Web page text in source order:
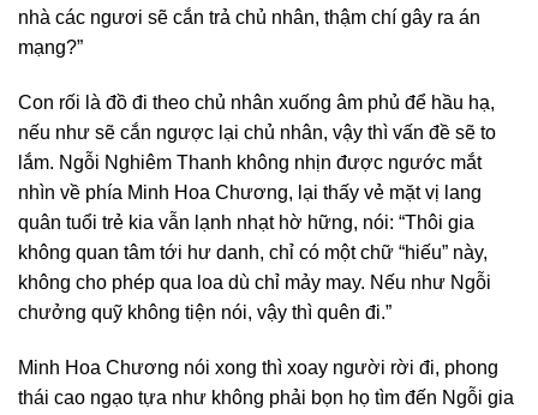
nhà các ngươi sẽ cắn trả chủ nhân, thậm chí gây ra án
mạng?”
Con rối là đồ đi theo chủ nhân xuống âm phủ để hầu hạ,
nếu như sẽ cắn ngược lại chủ nhân, vậy thì vấn đề sẽ to
lắm. Ngỗi Nghiêm Thanh không nhịn được ngước mắt
nhìn về phía Minh Hoa Chương, lại thấy vẻ mặt vị lang
quân tuổi trẻ kia vẫn lạnh nhạt hờ hững, nói: “Thôi gia
không quan tâm tới hư danh, chỉ có một chữ “hiếu” này,
không cho phép qua loa dù chỉ mảy may. Nếu như Ngỗi
chưởng quỹ không tiện nói, vậy thì quên đi.”
Minh Hoa Chương nói xong thì xoay người rời đi, phong
thái cao ngạo tựa như không phải bọn họ tìm đến Ngỗi gia